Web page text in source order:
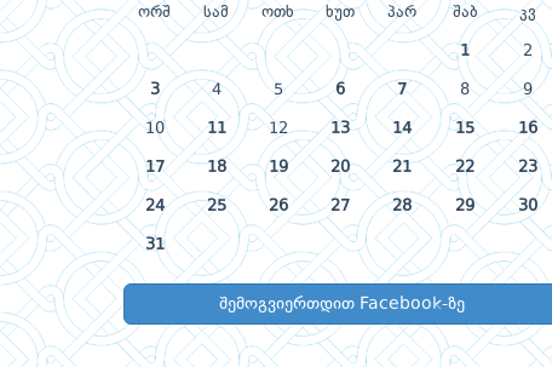
ორშ სამ ოთხ ხუთ პარ შაბ კვ
1 2
3 4 5 6 7 8 9
10 11 12 13 14 15 16
17 18 19 20 21 22 23
24 25 26 27 28 29 30
31
შემოგვიერთდით Facebook-ზე